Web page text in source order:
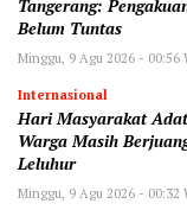
Tangerang:
Belum Tuntas
Minggu, 9 Agu 2026 - 00:56
Internasional
Hari Masyarakat
Warga Masih
Leluhur
Minggu, 9 Agu 2026 - 00:32